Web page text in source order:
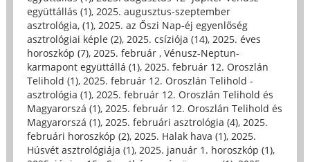
együttállás (1), 2025. augusztus-szeptember
asztrológia, (1), 2025. az Őszi Nap-éj egyenlőség
asztrológiai képle (2), 2025. csíziója (14), 2025. éves
horoszkóp (7), 2025. február , Vénusz-Neptun-
karmapont együttállá (1), 2025. február 12. Oroszlán
Telihold (1), 2025. február 12. Oroszlán Telihold -
asztrológia (1), 2025. február 12. Oroszlán Telihold és
Magyarorszá (1), 2025. február 12. Oroszlán Telihold és
Magyarorszá (1), 2025. februári asztrológia (4), 2025.
februári horoszkóp (2), 2025. Halak hava (1), 2025.
Húsvét asztrológiája (1), 2025. január 1. horoszkóp (1),